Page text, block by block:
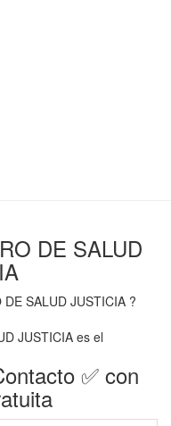
DE SALUD
SALUD JUSTICIA ?
JUSTICIA es el
✅ con